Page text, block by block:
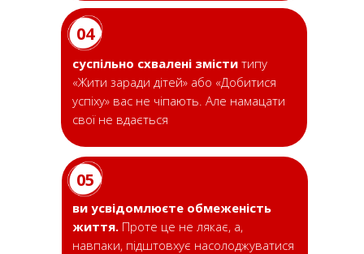
04
05
суспільно схвалені змісти типу
«Жити заради дітей» або «Добитися
успіху» вас не чіпають. Але намацати
свої не вдається
ви усвідомлюєте обмеженість
життя. Проте це не лякає, а,
навпаки, підштовхує насолоджуватися